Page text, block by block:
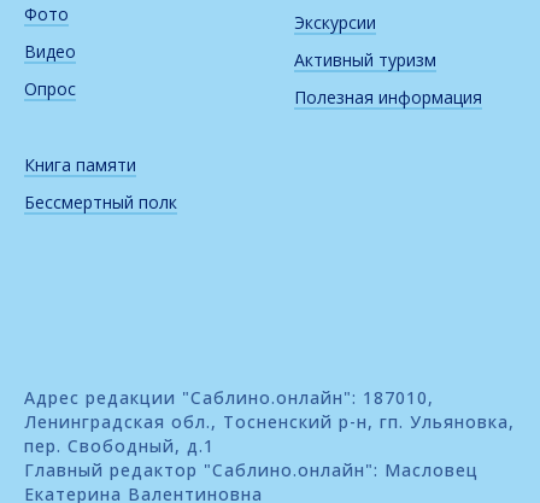
Фото
Видео
Опрос
Книга памяти
Бессмертный полк
Экскурсии
Активный туризм
Полезная информация
Адрес редакции "Саблино.онлайн": 187010,
Ленинградская обл., Тосненский р-н, гп. Ульяновка,
пер. Свободный, д.1
Главный редактор "Саблино.онлайн": Масловец
Екатерина Валентиновна